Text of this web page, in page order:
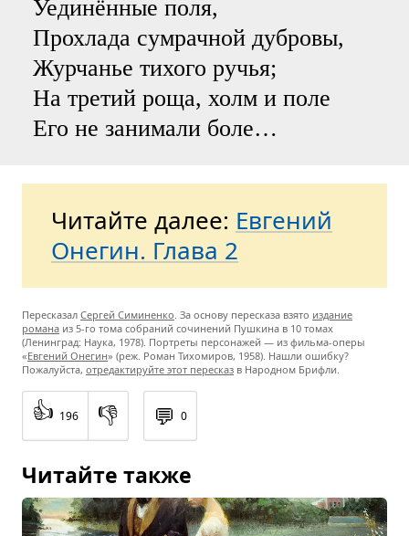
Уединённые поля,
Прохлада сумрачной дубровы,
Журчанье тихого ручья;
На третий роща, холм и поле
Его не занимали боле…
Читайте далее: Евгений
Онегин. Глава 2
Пересказал Сергей Симиненко. За основу пересказа взято издание
романа из 5-го тома собраний сочинений Пушкина в 10 томах
(Ленинград: Наука, 1978). Портреты персонажей — из фильма-оперы
«Евгений Онегин» (реж. Роман Тихомиров, 1958). Нашли ошибку?
Пожалуйста, отредактируйте этот пересказ в Народном Брифли.
👍 196 👎 💬 0
Читайте также